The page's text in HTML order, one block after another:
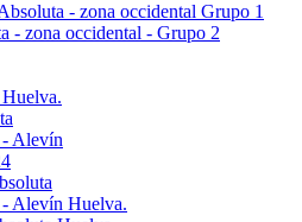
- zona occidental Grupo 1
- zona occidental - Grupo 2
- Alevín
- Alevín Huelva.